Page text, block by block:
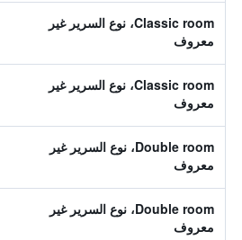
Classic room، نوع السرير غير
معروف
Classic room، نوع السرير غير
معروف
Double room، نوع السرير غير
معروف
Double room، نوع السرير غير
معروف